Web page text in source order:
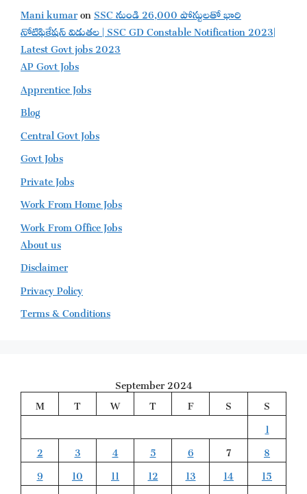
Mani kumaronSSC నుండి 26,000 పోస్టులతో భారి
నోటిఫికేషన్ విడుతల | SSC GD Constable Notification 2023|
Latest Govt jobs 2023
AP Govt Jobs
Apprentice Jobs
Blog
Central Govt Jobs
Govt Jobs
Private Jobs
Work From Home Jobs
Work From Office Jobs
About us
Disclaimer
Privacy Policy
Terms & Conditions
September 2024
M
T W T F S
S
1
2
3 4 5 6 7
8
9
10 11 12 13 14
15